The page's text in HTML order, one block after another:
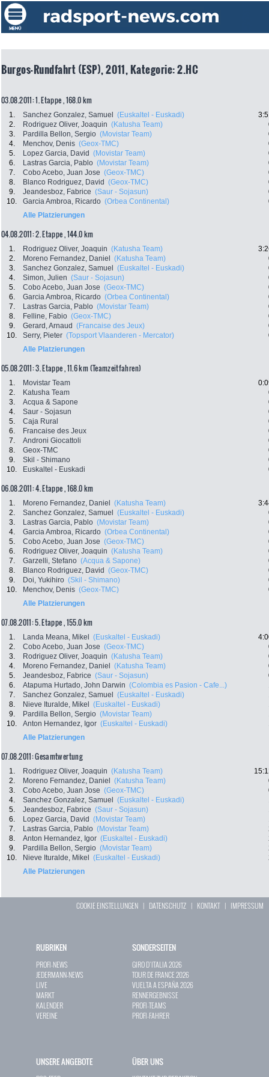
Burgos-Rundfahrt (ESP), 2011, Kategorie: 2.HC
03.08.2011: 1. Etappe , 168.0 km
1. Sanchez Gonzalez, Samuel (Euskaltel - Euskadi)
2.
Rodriguez Oliver, Joaquin (Katusha Team)
3.
Pardilla Bellon, Sergio (Movistar Team)
4.
Menchov, Denis (Geox-TMC)
5.
Lopez Garcia, David (Movistar Team)
6.
Lastras Garcia, Pablo (Movistar Team)
7.
Cobo Acebo, Juan Jose (Geox-TMC)
8.
Blanco Rodriguez, David (Geox-TMC)
9.
Jeandesboz, Fabrice (Saur - Sojasun)
10.
Garcia Ambroa, Ricardo (Orbea Continental)
Alle Platzierungen
04.08.2011: 2. Etappe , 144.0 km
1. Rodriguez Oliver, Joaquin (Katusha Team)
2.
Moreno Fernandez, Daniel (Katusha Team)
3.
Sanchez Gonzalez, Samuel (Euskaltel - Euskadi)
4.
Simon, Julien (Saur - Sojasun)
5.
Cobo Acebo, Juan Jose (Geox-TMC)
6.
Garcia Ambroa, Ricardo (Orbea Continental)
7.
Lastras Garcia, Pablo (Movistar Team)
8.
Felline, Fabio (Geox-TMC)
9.
Gerard, Arnaud (Francaise des Jeux)
10.
Serry, Pieter (Topsport Vlaanderen - Mercator)
Alle Platzierungen
05.08.2011: 3. Etappe , 11.6 km (Teamzeitfahren)
1. Movistar Team
2.
Katusha Team
3.
Acqua & Sapone
4.
Saur - Sojasun
5.
Caja Rural
6.
Francaise des Jeux
7.
Androni Giocattoli
8.
Geox-TMC
9.
Skil - Shimano
10.
Euskaltel - Euskadi
06.08.2011: 4. Etappe , 168.0 km
1. Moreno Fernandez, Daniel (Katusha Team)
2.
Sanchez Gonzalez, Samuel (Euskaltel - Euskadi)
3.
Lastras Garcia, Pablo (Movistar Team)
4.
Garcia Ambroa, Ricardo (Orbea Continental)
5.
Cobo Acebo, Juan Jose (Geox-TMC)
6.
Rodriguez Oliver, Joaquin (Katusha Team)
7.
Garzelli, Stefano (Acqua & Sapone)
8.
Blanco Rodriguez, David (Geox-TMC)
9.
Doi, Yukihiro (Skil - Shimano)
10.
Menchov, Denis (Geox-TMC)
Alle Platzierungen
07.08.2011: 5. Etappe , 155.0 km
1. Landa Meana, Mikel (Euskaltel - Euskadi)
2.
Cobo Acebo, Juan Jose (Geox-TMC)
3.
Rodriguez Oliver, Joaquin (Katusha Team)
4.
Moreno Fernandez, Daniel (Katusha Team)
5.
Jeandesboz, Fabrice (Saur - Sojasun)
6.
Atapuma Hurtado, John Darwin (Colombia es Pasion - Cafe...)
7.
Sanchez Gonzalez, Samuel (Euskaltel - Euskadi)
8.
Nieve Ituralde, Mikel (Euskaltel - Euskadi)
9.
Pardilla Bellon, Sergio (Movistar Team)
10.
Anton Hernandez, Igor (Euskaltel - Euskadi)
Alle Platzierungen
07.08.2011: Gesamtwertung
1. Rodriguez Oliver, Joaquin (Katusha Team)
2.
Moreno Fernandez, Daniel (Katusha Team)
3.
Cobo Acebo, Juan Jose (Geox-TMC)
4.
Sanchez Gonzalez, Samuel (Euskaltel - Euskadi)
5.
Jeandesboz, Fabrice (Saur - Sojasun)
6.
Lopez Garcia, David (Movistar Team)
7.
Lastras Garcia, Pablo (Movistar Team)
8.
Anton Hernandez, Igor (Euskaltel - Euskadi)
9.
Pardilla Bellon, Sergio (Movistar Team)
10.
Nieve Ituralde, Mikel (Euskaltel - Euskadi)
Alle Platzierungen
COOKIE EINSTELLUNGEN | DATENSCHUTZ | KONTAKT| IMPRESSUM
RUBRIKEN
PROFI-NEWS
JEDERMANN-NEWS
LIVE
MARKT
KALENDER
VEREINE
SONDERSEITEN
GIRO D`ITALIA 2026
TOUR DE FRANCE 2026
VUELTA A ESPAÑA 2026
RENNERGEBNISSE
PROFI-TEAMS
PROFI-FAHRER
UNSERE ANGEBOTE ÜBER UNS